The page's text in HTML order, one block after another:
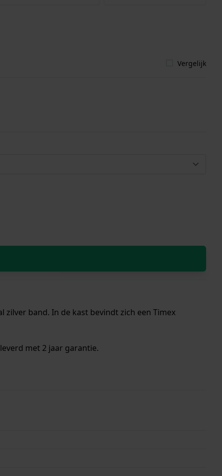
Vergelijk
zilver band. In de kast bevindt zich een Timex
met 2 jaar garantie.